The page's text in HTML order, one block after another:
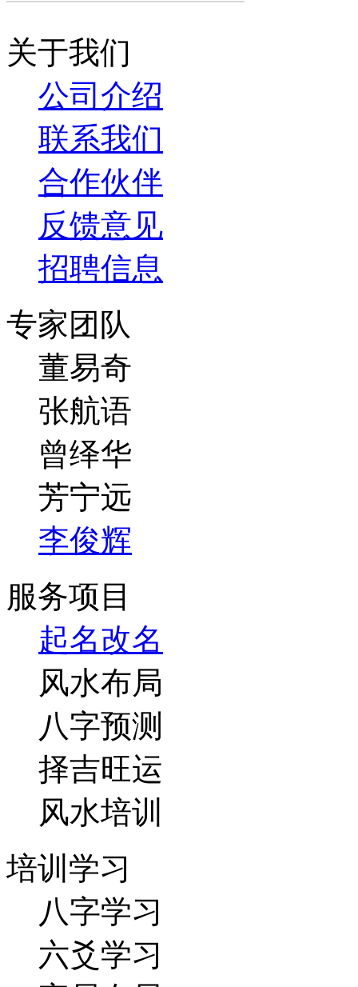
关于我们
公司介绍
联系我们
合作伙伴
反馈意见
招聘信息
专家团队
董易奇
张航语
曾绎华
芳宁远
李俊辉
服务项目
起名改名
风水布局
八字预测
择吉旺运
风水培训
培训学习
八字学习
六爻学习